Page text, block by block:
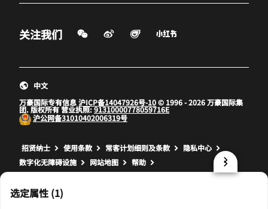
选定属性 (1)
关注我们 微信扫一扫
微博
打开新窗口
飞猪
打开新窗口打开新窗口
万豪国际专有信息沪ICP备14047926号-10© 1996 - 2026 万豪国际集
团. 版权所有 营业执照:91310000778059716E
沪公网备31010402006319号
中文
招贤纳士 打开新窗口
使用条款 打开新窗口
常客计划细则及条款 打开新窗口
隐私中心
数字化无障碍设施
网站地图 帮助
prod32,E9B7DCB6-4038-54AA-8A79-21A91AC0EDAA,NA